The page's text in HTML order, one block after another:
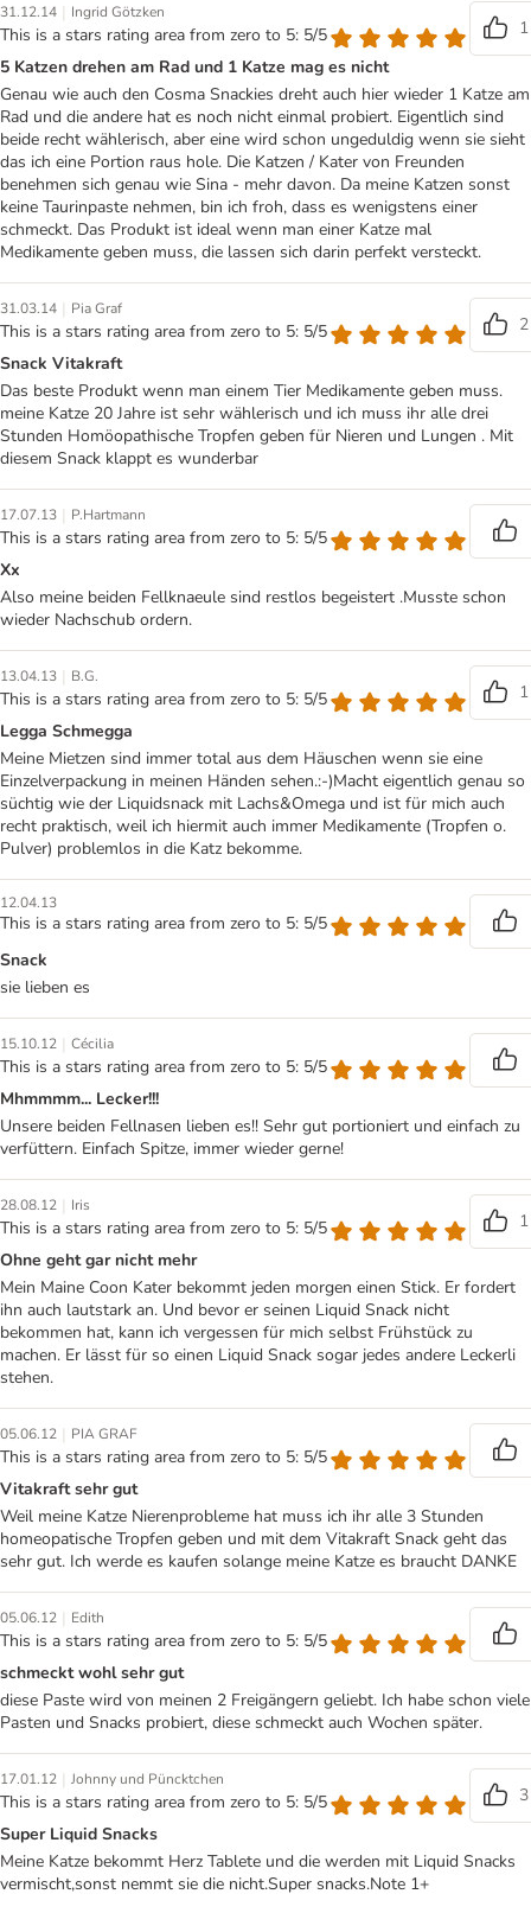
31.12.14 | Ingrid Götzken
This is a stars rating area from zero to 5: 5/5
1
5 Katzen drehen am Rad und 1 Katze mag es nicht
Genau wie auch den Cosma Snackies dreht auch hier wieder 1 Katze am
Rad und die andere hat es noch nicht einmal probiert. Eigentlich sind
beide recht wählerisch, aber eine wird schon ungeduldig wenn sie sieht
das ich eine Portion raus hole. Die Katzen / Kater von Freunden
benehmen sich genau wie Sina - mehr davon. Da meine Katzen sonst
keine Taurinpaste nehmen, bin ich froh, dass es wenigstens einer
schmeckt. Das Produkt ist ideal wenn man einer Katze mal
Medikamente geben muss, die lassen sich darin perfekt versteckt.
31.03.14 | Pia Graf
This is a stars rating area from zero to 5: 5/5
2
Snack Vitakraft
Das beste Produkt wenn man einem Tier Medikamente geben muss.
meine Katze 20 Jahre ist sehr wählerisch und ich muss ihr alle drei
Stunden Homöopathische Tropfen geben für Nieren und Lungen . Mit
diesem Snack klappt es wunderbar
17.07.13 | P.Hartmann
This is a stars rating area from zero to 5: 5/5
Xx
Also meine beiden Fellknaeule sind restlos begeistert .Musste schon
wieder Nachschub ordern.
13.04.13 | B.G.
This is a stars rating area from zero to 5: 5/5
1
Legga Schmegga
Meine Mietzen sind immer total aus dem Häuschen wenn sie eine
Einzelverpackung in meinen Händen sehen.:-)Macht eigentlich genau so
süchtig wie der Liquidsnack mit Lachs&Omega und ist für mich auch
recht praktisch, weil ich hiermit auch immer Medikamente (Tropfen o.
Pulver) problemlos in die Katz bekomme.
12.04.13
This is a stars rating area from zero to 5: 5/5
Snack
sie lieben es
15.10.12 | Cécilia
This is a stars rating area from zero to 5: 5/5
Mhmmmm... Lecker!!!
Unsere beiden Fellnasen lieben es!! Sehr gut portioniert und einfach zu
verfüttern. Einfach Spitze, immer wieder gerne!
28.08.12 | Iris
This is a stars rating area from zero to 5: 5/5
1
Ohne geht gar nicht mehr
Mein Maine Coon Kater bekommt jeden morgen einen Stick. Er fordert
ihn auch lautstark an. Und bevor er seinen Liquid Snack nicht
bekommen hat, kann ich vergessen für mich selbst Frühstück zu
machen. Er lässt für so einen Liquid Snack sogar jedes andere Leckerli
stehen.
05.06.12 | PIA GRAF
This is a stars rating area from zero to 5: 5/5
Vitakraft sehr gut
Weil meine Katze Nierenprobleme hat muss ich ihr alle 3 Stunden
homeopatische Tropfen geben und mit dem Vitakraft Snack geht das
sehr gut. Ich werde es kaufen solange meine Katze es braucht DANKE
05.06.12 | Edith
This is a stars rating area from zero to 5: 5/5
schmeckt wohl sehr gut
diese Paste wird von meinen 2 Freigängern geliebt. Ich habe schon viele
Pasten und Snacks probiert, diese schmeckt auch Wochen später.
17.01.12 | Johnny und Püncktchen
This is a stars rating area from zero to 5: 5/5
3
Super Liquid Snacks
Meine Katze bekommt Herz Tablete und die werden mit Liquid Snacks
vermischt,sonst nemmt sie die nicht.Super snacks.Note 1+